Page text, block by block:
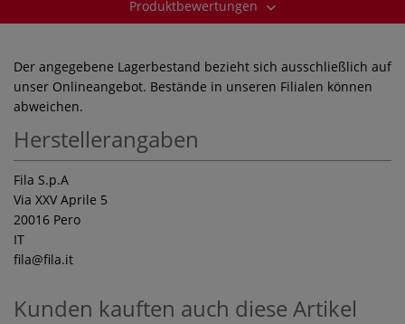
Produktbewertungen
Der angegebene Lagerbestand bezieht sich ausschließlich auf
unser Onlineangebot. Bestände in unseren Filialen können
abweichen.
Herstellerangaben
Fila S.p.A
Via XXV Aprile 5
20016 Pero
IT
fila@fila.it
Kunden kauften auch diese Artikel